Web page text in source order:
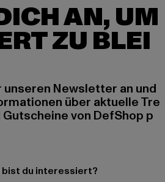
AN, UM
ZU BLEI
Newsletter an und
über aktuelle Tre
von DefShop p
bist du interessiert?